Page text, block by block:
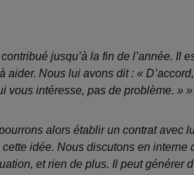
jusqu’à la fin de l’année. Il
aider. Nous lui avons dit : «
vous intéresse, pas de problème. » »
alors établir un contrat avec
idée. Nous discutons en
et rien de plus. Il peut générer